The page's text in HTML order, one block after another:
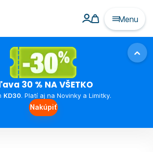
Menu
30 % NA VŠETKO
KD30. Platí aj na Novinky a Limitky.
Nakúpiť